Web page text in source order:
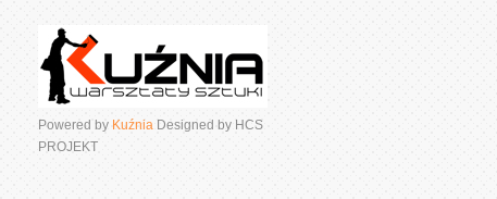
Powered by Kuźnia Designed by HCS
PROJEKT